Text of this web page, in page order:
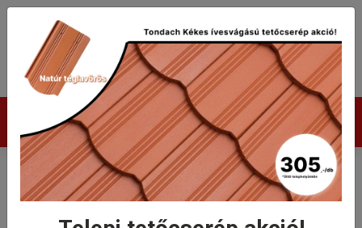
Termékek
Tondach Twiston 9